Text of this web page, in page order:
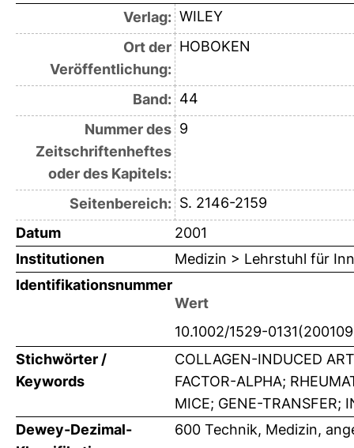
Verlag: WILEY
Ort der
Veröffentlichung:
HOBOKEN
Band: 44
Nummer des
Zeitschriftenheftes
oder des Kapitels:
9
Seitenbereich: S. 2146-2159
Datum
2001
Institutionen
Medizin > Lehrstuhl für
Identifikationsnummer
Wert
10.1002/1529-
Stichwörter /
Keywords
COLLAGEN-INDUCED
FACTOR-ALPHA;
MICE; GENE-TRANSFER;
Dewey-Dezimal-
600 Technik, Medizin,